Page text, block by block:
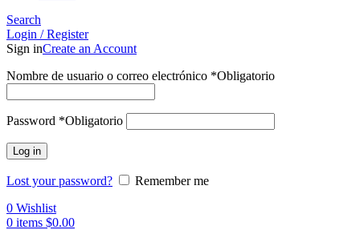
Search
Login / Register
Sign inCreate an Account
Nombre de usuario o correo electrónico *Obligatorio
Password *Obligatorio
Log in
Lost your password?
Remember me
0 Wishlist
0 items $0.00